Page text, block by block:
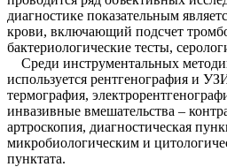
диагностике показательным
крови, включающий подсчет
бактериологические тесты,
Среди инструментальных
используется рентгенография и
термография,
инвазивные вмешательства –
артроскопия, диагностическая
микробиологическим и
пунктата.